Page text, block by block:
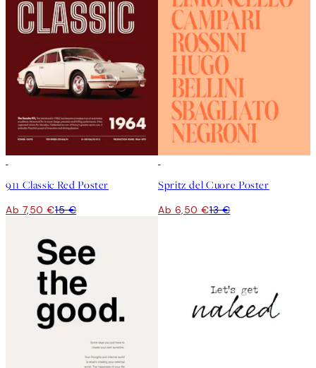
911 Classic Red Poster
Ab 7,50 €15 €
Spritz del Cuore Poster
Ab 6,50 €13 €